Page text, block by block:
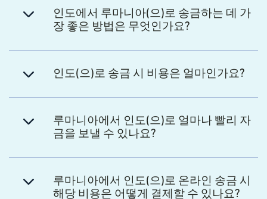
인도에서 루마니아(으)로 송금하는 데 가
장 좋은 방법은 무엇인가요?
인도(으)로 송금 시 비용은 얼마인가요?
루마니아에서 인도(으)로 얼마나 빨리 자
금을 보낼 수 있나요?
루마니아에서 인도(으)로 온라인 송금 시
해당 비용은 어떻게 결제할 수 있나요?